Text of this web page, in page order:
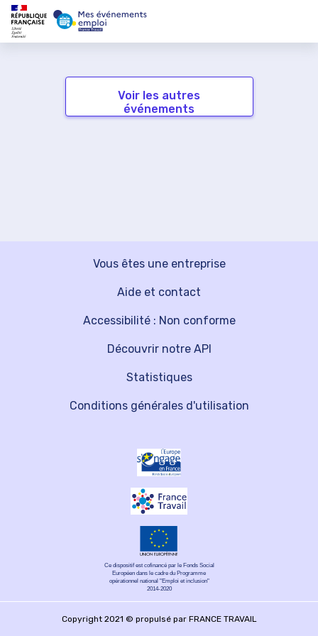
Voir les autres
événements
Vous êtes une entreprise
Découvrir notre API
Aide et contact
Statistiques
Accessibilité : Non conforme
Conditions générales d'utilisation
Ce dispositif est cofinancé par le Fonds Social
Européen dans le cadre du Programme
opérationnel national "Emploi et inclusion"
2014-2020
Copyright 2021 © propulsé par FRANCE TRAVAIL